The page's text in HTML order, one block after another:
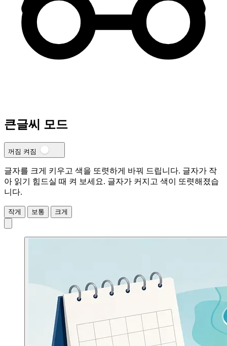
큰글씨 모드
꺼짐 켜짐
글자를 크게 키우고 색을 또렷하게 바꿔 드립니다. 글자가 작
아 읽기 힘드실 때 켜 보세요. 글자가 커지고 색이 또렷해졌습
니다.
작게 보통 크게